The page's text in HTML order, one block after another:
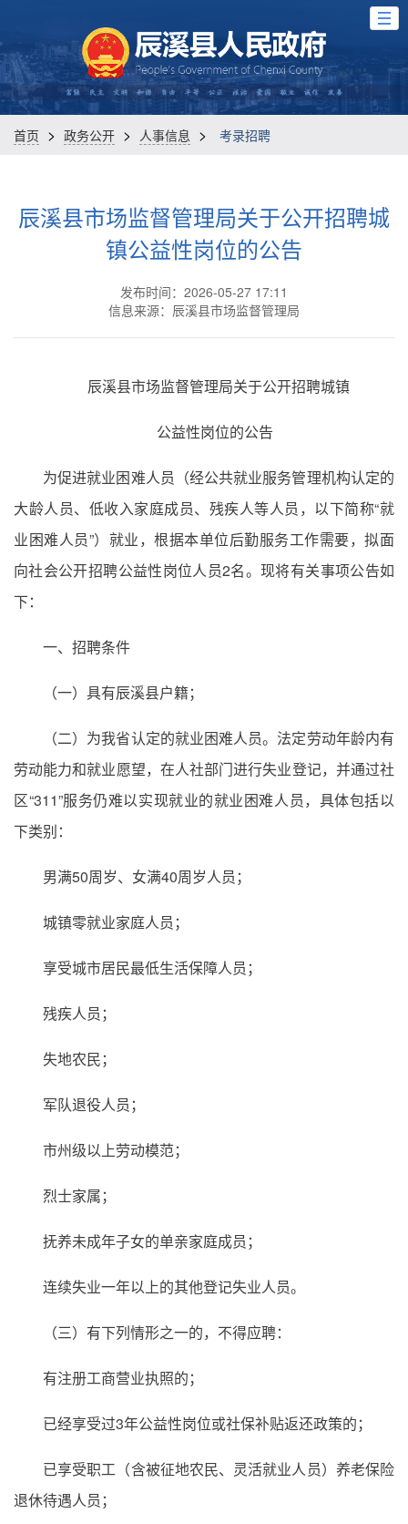
首页 > 政务公开 > 人事信息 > 考录招聘
辰溪县市场监督管理局关于公开招聘城
镇公益性岗位的公告
发布时间：2026-05-27 17:11
信息来源：辰溪县市场监督管理局
辰溪县市场监督管理局关于公开招聘城镇
公益性岗位的公告
为促进就业困难人员（经公共就业服务管理机构认定的
大龄人员、低收入家庭成员、残疾人等人员，以下简称“就
业困难人员”）就业，根据本单位后勤服务工作需要，拟面
向社会公开招聘公益性岗位人员2名。现将有关事项公告如
下：
一、招聘条件
（一）具有辰溪县户籍；
（二）为我省认定的就业困难人员。法定劳动年龄内有
劳动能力和就业愿望，在人社部门进行失业登记，并通过社
区“311”服务仍难以实现就业的就业困难人员，具体包括以
下类别：
男满50周岁、女满40周岁人员；
城镇零就业家庭人员；
享受城市居民最低生活保障人员；
残疾人员；
失地农民；
军队退役人员；
市州级以上劳动模范；
烈士家属；
抚养未成年子女的单亲家庭成员；
连续失业一年以上的其他登记失业人员。
（三）有下列情形之一的，不得应聘：
有注册工商营业执照的；
已经享受过3年公益性岗位或社保补贴返还政策的；
已享受职工（含被征地农民、灵活就业人员）养老保险
退休待遇人员；